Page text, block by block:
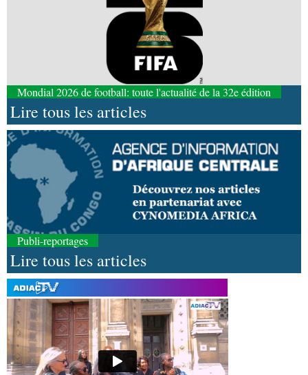
Mondial 2026 de football: toute l'actualité de la 32e édition
Lire tous les articles
Publi-reportages
Lire tous les articles
07-08-2026 11:03
SportFootball, le week-end des Diables rouges et
des Congolais de la diaspora en Coupes d'Europe
(matches aller du 3e tour)
07-08-2026 10:18
Afrique-Monde Afrique de l'Ouest : les mafias du
numérique inventent une nouvelle traite humaine